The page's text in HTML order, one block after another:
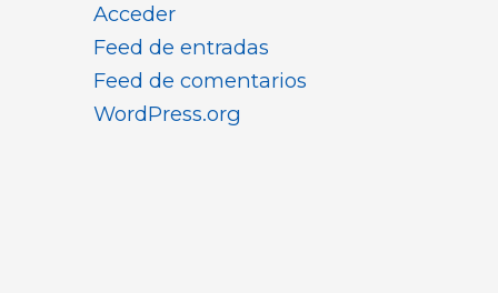
Acceder
Feed de entradas
Feed de comentarios
WordPress.org